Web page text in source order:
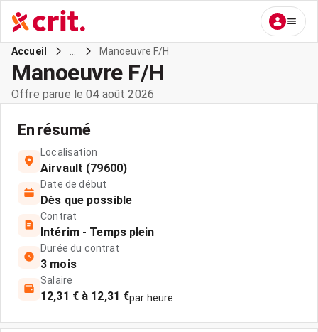
Accueil Manoeuvre F/H
Manoeuvre F/H
Offre parue le 04 août 2026
En résumé
Localisation
Airvault (79600)
Date de début
Dès que possible
Contrat
Intérim - Temps plein
Durée du contrat
3 mois
Salaire
12,31 € à 12,31 €par heure